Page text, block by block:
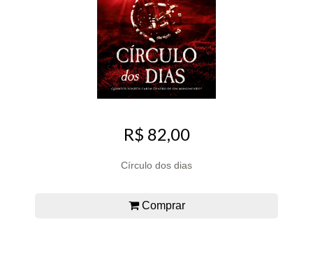
R$ 82,00
Círculo dos dias
Comprar